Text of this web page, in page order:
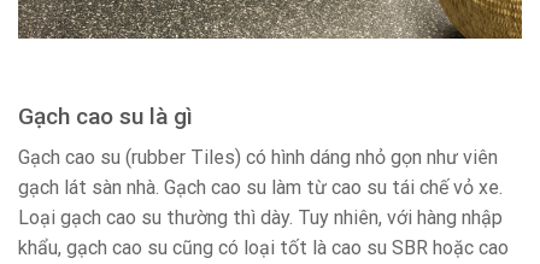
Gạch cao su là gì
Gạch cao su (rubber Tiles) có hình dáng nhỏ gọn như viên
gạch lát sàn nhà. Gạch cao su làm từ cao su tái chế vỏ xe.
Loại gạch cao su thường thì dày. Tuy nhiên, với hàng nhập
khẩu, gạch cao su cũng có loại tốt là cao su SBR hoặc cao